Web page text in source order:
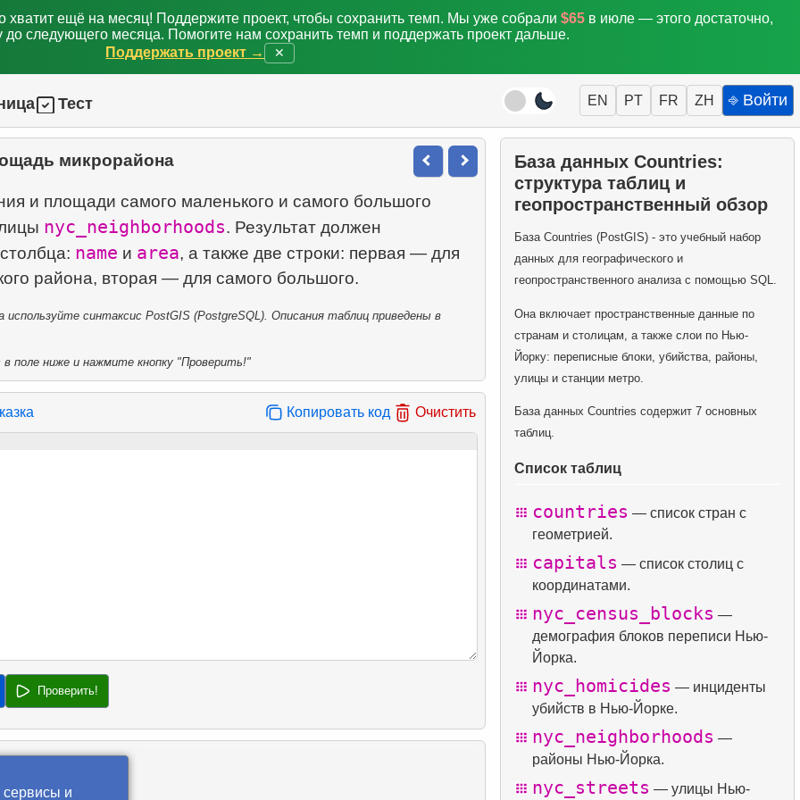
хватит ещё на месяц! Поддержите проект, чтобы сохранить темп. Мы уже собрали $65 в июле — этого достаточно,
до следующего месяца. Помогите нам сохранить темп и поддержать проект дальше.
Поддержать проект →
✕
Тест EN PT FR ZH ⎆ Войти
микрорайона
и площади самого маленького и самого большого
nyc_neighborhoods. Результат должен
name и area, а также две строки: первая — для
используйте синтаксис PostGIS (PostgreSQL). Описания таблиц приведены в
поле ниже и нажмите кнопку "Проверить!"
Копировать код Очистить
Проверить!
База данных Countries:
структура таблиц и
геопространственный обзор
База Countries (PostGIS) - это учебный набор
данных для географического и
геопространственного анализа с помощью SQL.
Она включает пространственные данные по
странам и столицам, а также слои по Нью-
Йорку: переписные блоки, убийства, районы,
улицы и станции метро.
База данных Countries содержит 7 основных
таблиц.
Список таблиц
countries — список стран с
геометрией.
capitals — список столиц с
координатами.
nyc_census_blocks —
демография блоков переписи Нью-
Йорка.
nyc_homicides — инциденты
убийств в Нью-Йорке.
nyc_neighborhoods —
районы Нью-Йорка.
nyc_streets — улицы Нью-
сервисы и